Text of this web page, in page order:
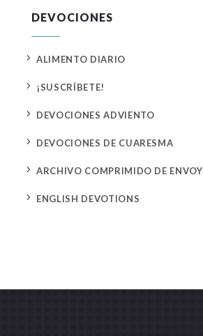
DEVOCIONES
5 ALIMENTO DIARIO
5 ¡SUSCRÍBETE!
5 DEVOCIONES ADVIENTO
5 DEVOCIONES DE CUARESMA
5 ARCHIVO COMPRIMIDO DE ENVOY
5 ENGLISH DEVOTIONS